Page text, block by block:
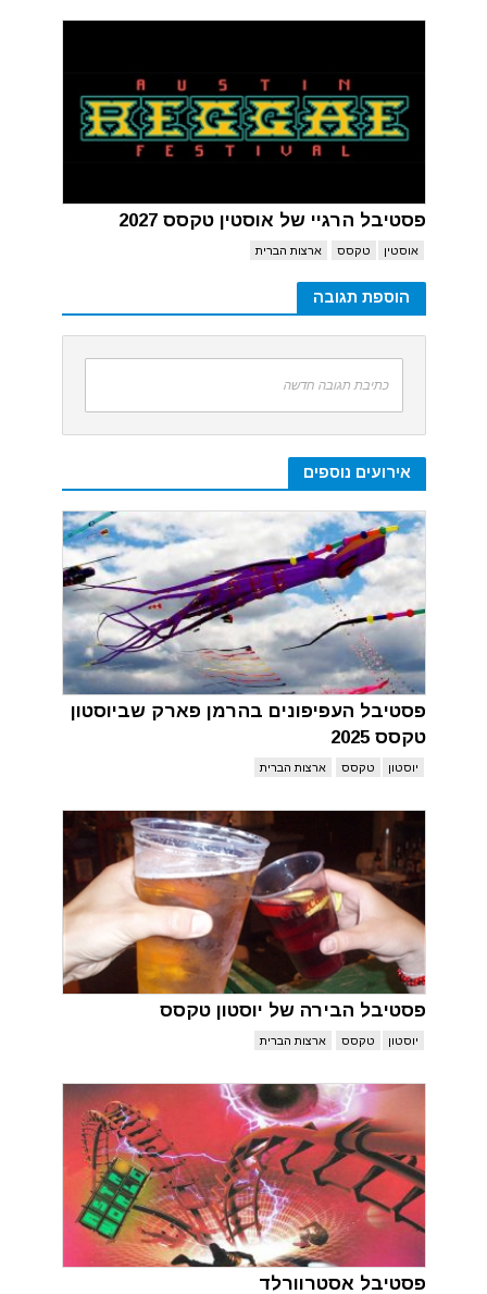
פסטיבל הרגיי של אוסטין טקסס 2027
אוסטין טקסס ארצות הברית
הוספת תגובה
כתיבת תגובה חדשה
אירועים נוספים
פסטיבל העפיפונים בהרמן פארק שביוסטון
טקסס 2025
יוסטון טקסס ארצות הברית
פסטיבל הבירה של יוסטון טקסס
יוסטון טקסס ארצות הברית
פסטיבל אסטרוורלד